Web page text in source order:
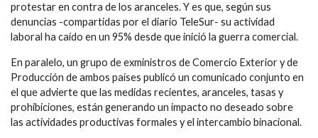
protestar en contra de los aranceles. Y es que, según sus
denuncias -compartidas por el diario TeleSur- su actividad
laboral ha caído en un 95% desde que inició la guerra comercial.
En paralelo, un grupo de exministros de Comercio Exterior y de
Producción de ambos países publicó un comunicado conjunto en
el que advierte que las medidas recientes, aranceles, tasas y
prohibiciones, están generando un impacto no deseado sobre
las actividades productivas formales y el intercambio binacional.